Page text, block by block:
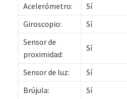
Acelerómetro:
Sí
Giroscopio:
Sí
Sensor de
proximidad:
Sí
Sensor de luz:
Sí
Brújula:
Sí